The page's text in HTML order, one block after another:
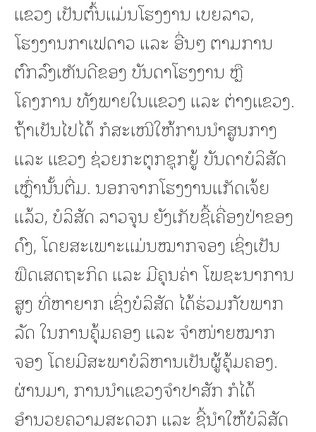
ແຂວງ ເປັນຕົ້ນແມ່ນໂຮງງານ ເບຍລາວ,
ໂຮງງານກາເຟດາວ ແລະ ອື່ນໆ ຕາມການ
ຕົກລົງເຫັນດີຂອງ ບັນດາໂຮງງານ ຫຼື
ໂຄງການ ທັງພາຍໃນແຂວງ ແລະ ຕ່າງແຂວງ.
ຖ້າເປັນໄປໄດ້ ກໍສະເໜີໃຫ້ການນໍາສູນກາງ
ແລະ ແຂວງ ຊ່ວຍກະຕຸກຊຸກຍູ້ ບັນດາບໍລິສັດ
ເຫຼົ່ານັ້ນຕື່ມ. ນອກຈາກໂຮງງານແກັດເຈ້ຍ
ແລ້ວ, ບໍລິສັດ ລາວຈຸນ ຍັງເກັບຊື້ເຄື່ອງປ່າຂອງ
ດົງ, ໂດຍສະເພາະແມ່ນໝາກຈອງ ເຊິ່ງເປັນ
ພືດເສດຖະກິດ ແລະ ມີຄຸນຄ່າ ໂພຊະນາການ
ສູງ ທີ່ຫາຍາກ ເຊິ່ງບໍລິສັດ ໄດ້ຮ່ວມກັບພາກ
ລັດ ໃນການຄຸ້ມຄອງ ແລະ ຈໍາໜ່າຍໝາກ
ຈອງ ໂດຍມີສະພາບໍລິຫານເປັນຜູ້ຄຸ້ມຄອງ.
ຜ່ານມາ, ການນໍາແຂວງຈໍາປາສັກ ກໍໄດ້
ອໍານວຍຄວາມສະດວກ ແລະ ຊີ້ນໍາໃຫ້ບໍລິສັດ